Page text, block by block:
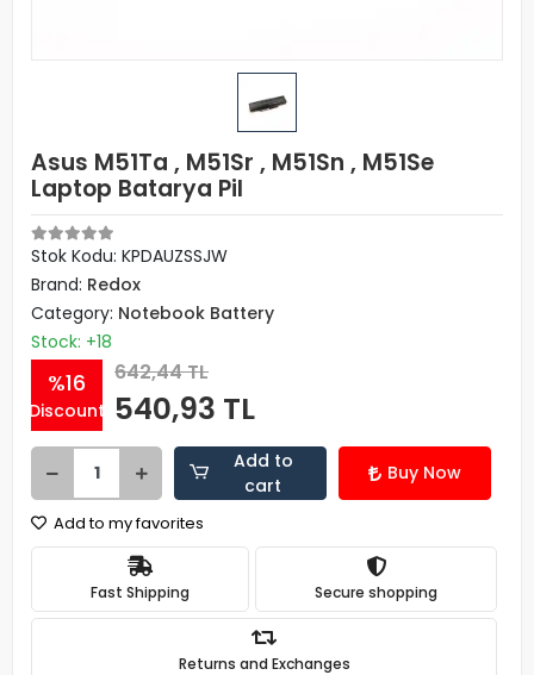
Asus M51Ta , M51Sr , M51Sn , M51Se
Laptop Batarya Pil
Stok Kodu: KPDAUZSSJW
Brand: Redox
Category: Notebook Battery
Stock: +18
%16
Discount
642,44 TL
540,93 TL
Add to
cart
Buy Now
Add to my favorites
Fast Shipping Secure shopping
Returns and Exchanges